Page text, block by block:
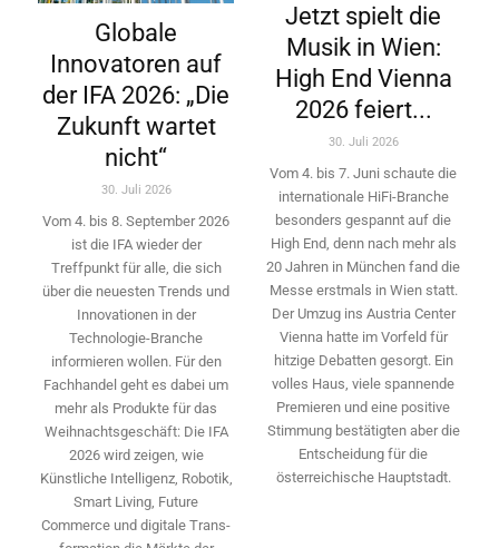
Globale
Innovatoren auf
der IFA 2026: „Die
Zukunft wartet
nicht“
30. Juli 2026
Vom 4. bis 8. September 2026
ist die IFA wieder der
Treffpunkt für alle, die sich
über die neuesten Trends und
Innovationen in der
Technologie-­Branche
informieren wollen. Für den
Fachhandel geht es dabei um
mehr als Produkte für das
Weihnachtsgeschäft: Die IFA
2026 wird ­zeigen, wie
Künstliche Intelligenz, Robotik,
Smart Living, Future
Commerce und digitale Trans­
Jetzt spielt die
Musik in Wien:
High End Vienna
2026 feiert...
30. Juli 2026
Vom 4. bis 7. Juni schaute die
internationale HiFi-Branche
besonders gespannt auf die
High End, denn nach mehr als
20 Jahren in München fand die
Messe erstmals in Wien statt.
Der Umzug ins Austria Center
Vienna hatte im Vorfeld für
hitzige Debatten gesorgt. Ein
volles Haus, viele spannende
Premieren und eine positive
Stimmung bestätigten aber die
Entscheidung für die
österreichische Hauptstadt.